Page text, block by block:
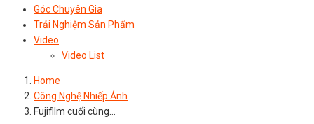
Góc Chuyên Gia
Trải Nghiệm Sản Phẩm
Video
Video List
Home
Công Nghệ Nhiếp Ảnh
Fujifilm cuối cùng…